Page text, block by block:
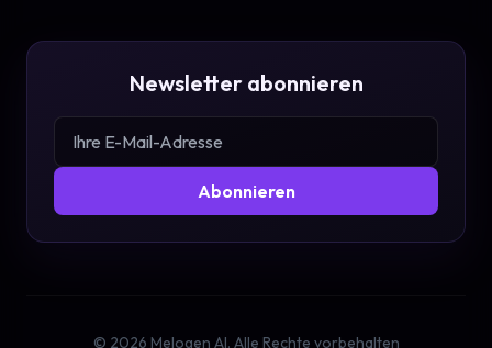
Newsletter abonnieren
Abonnieren
© 2026 Melogen AI. Alle Rechte vorbehalten